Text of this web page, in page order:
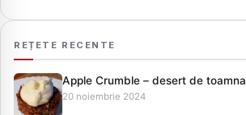
REȚETE RECENTE
Apple Crumble – desert de toamna
20 noiembrie 2024